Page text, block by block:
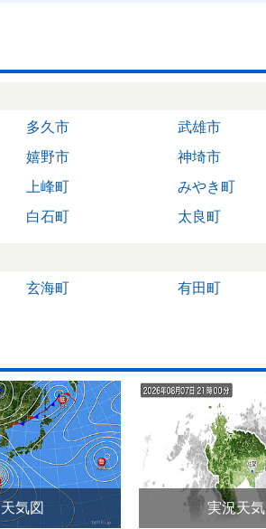
多久市
武雄市
嬉野市
神埼市
上峰町
みやき町
白石町 太良町
玄海町 有田町
天気図 実況天気